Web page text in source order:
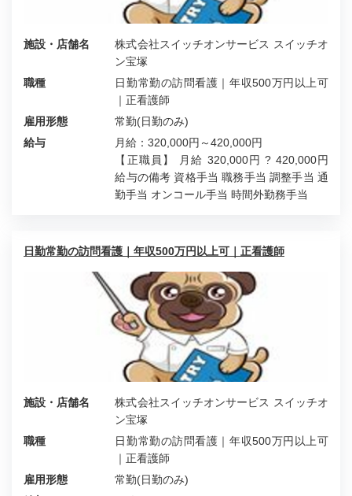
施設・店舗名
株式会社スイッチオンサービス スイッチオ
ン宝塚
職種
日勤常勤の訪問看護｜年収500万円以上可
｜正看護師
雇用形態
常勤(日勤のみ)
給与
月給：320,000円～420,000円
【正職員】 月給 320,000円 ? 420,000円
給与の備考 資格手当 職務手当 調整手当 通
勤手当 オンコール手当 時間外勤務手当
日勤常勤の訪問看護｜年収500万円以上可｜正看護師
施設・店舗名
株式会社スイッチオンサービス スイッチオ
ン宝塚
職種
日勤常勤の訪問看護｜年収500万円以上可
｜正看護師
雇用形態
常勤(日勤のみ)